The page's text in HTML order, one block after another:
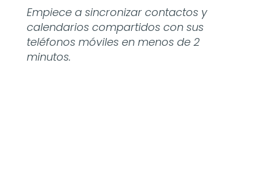
Empiece a sincronizar contactos y
calendarios compartidos con sus
teléfonos móviles en menos de 2
minutos.